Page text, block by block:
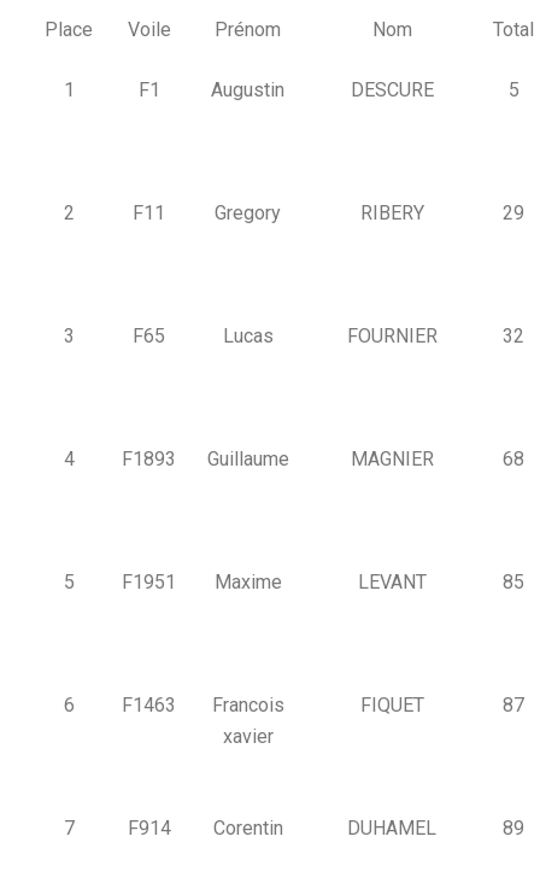
Place Voile Prénom Nom Total
1 F1 Augustin DESCURE 5
2 F11 Gregory RIBERY 29
3 F65 Lucas FOURNIER 32
4 F1893 Guillaume MAGNIER 68
5 F1951 Maxime LEVANT 85
6 F1463
Francois
xavier
FIQUET 87
7 F914 Corentin DUHAMEL 89